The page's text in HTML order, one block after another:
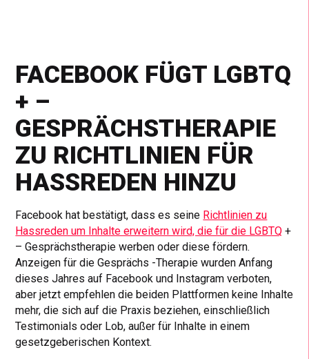
FACEBOOK FÜGT LGBTQ
+ –
GESPRÄCHSTHERAPIE
ZU RICHTLINIEN FÜR
HASSREDEN HINZU
Facebook hat bestätigt, dass es seine Richtlinien zu
Hassreden um Inhalte erweitern wird, die für die LGBTQ +
– Gesprächstherapie werben oder diese fördern.
Anzeigen für die Gesprächs -Therapie wurden Anfang
dieses Jahres auf Facebook und Instagram verboten,
aber jetzt empfehlen die beiden Plattformen keine Inhalte
mehr, die sich auf die Praxis beziehen, einschließlich
Testimonials oder Lob, außer für Inhalte in einem
gesetzgeberischen Kontext.